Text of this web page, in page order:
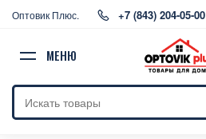
Оптовик Плюс. +7 (843) 204-05-00
МЕНЮ